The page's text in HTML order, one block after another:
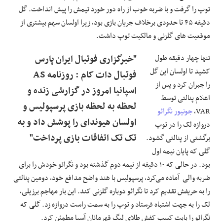
توپ را گرفت و با ضربه خوب از راه دور خورد تیمش را پیش انداخت. گل
دقیقه ۴۵ تا حدودی برخلاف جریان بازی بود، زیرا اولسان سهم بیشتری از
موقعیت‌ های گلزنی و مالکیت توپ داشت.
"خبرگزاری فوتبال ایران پارس
فوتبال دات کام : روزنامه AS
اسپانیا امروز در گزارشی زنده و
لحظه به لحظه بازی پرسپولیس و
اولسان هیوندای را پوشش داد و به
تک تک اتفاقات بازی پرداخت"
تنها چهار دقیقه طول
کشید تا اولسان این گل
را جبران کرد و پس از
اعلام پنالتی توسط
VAR، جونیور نگرائو
دروازه لک را در توپ
برگشتی از پنالتی گشود.
گلی که پایان نیمه اول
بود. در حالی که ۱۰ دقیقه از نیمه دوم گذشته بود و نگرائو خودش را برای
ضربه والی آماده می‌کرد، پرسپولیس با هند واضح مدافع خود، دومین پنالتی
را به حریفش تقدیم کرد تا نگرائو دوباره گلزنی کند. این بار مهاجم برزیلی،
لک را به جهت اشتباه فرستاد و توپ را به سمت راست دروازه زد. گلی که
نگرائو را بابت کسب کفش طلای لیگ قهرمانان آسیا مطمئن کرد.